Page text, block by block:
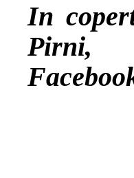
In
Pirni,